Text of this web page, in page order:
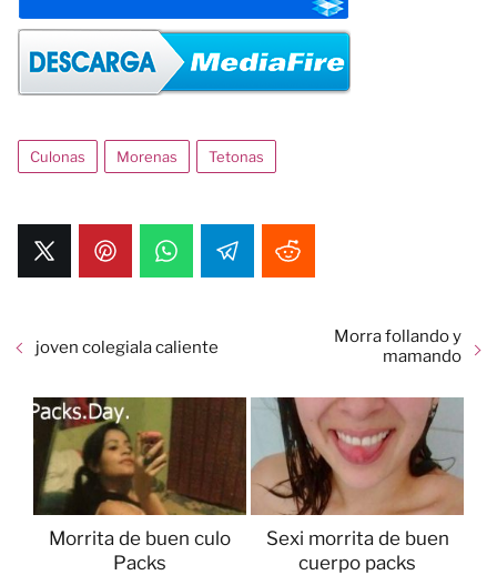
Culonas Morenas Tetonas
joven colegiala caliente
Morra follando y
mamando
Morrita de buen culo
Packs
Sexi morrita de buen
cuerpo packs